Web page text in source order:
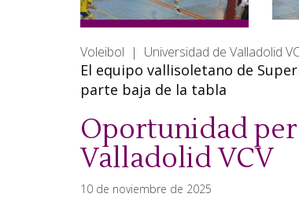
Voleibol | Universidad de Valladolid
El equipo vallisoletano de
parte baja de la tabla
Oportunidad
Valladolid VCV
10 de noviembre de 2025